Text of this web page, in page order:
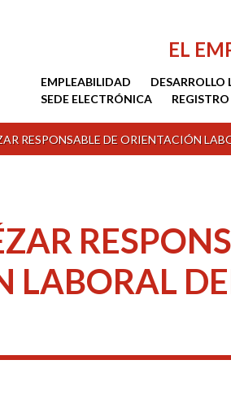
EL
EMPLEABILIDAD DESARROLLO
SEDE ELECTRÓNICA
REGISTRO
RESPONSABLE DE ORIENTACIÓN
LABORAL